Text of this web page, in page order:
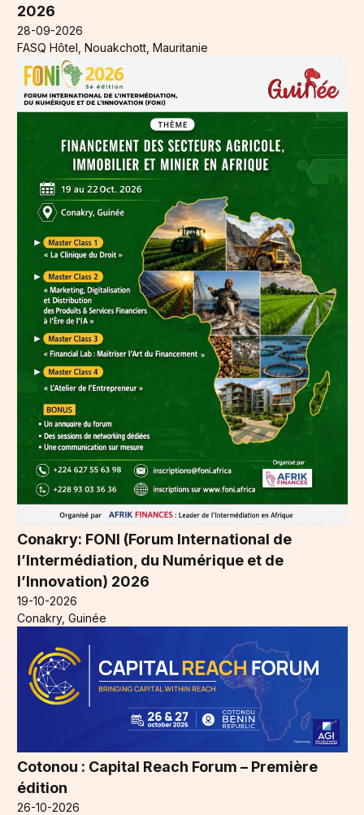
2026
28-09-2026
FASQ Hôtel, Nouakchott, Mauritanie
Conakry: FONI (Forum International de
l’Intermédiation, du Numérique et de
l’Innovation) 2026
19-10-2026
Conakry, Guinée
Cotonou : Capital Reach Forum – Première
édition
26-10-2026